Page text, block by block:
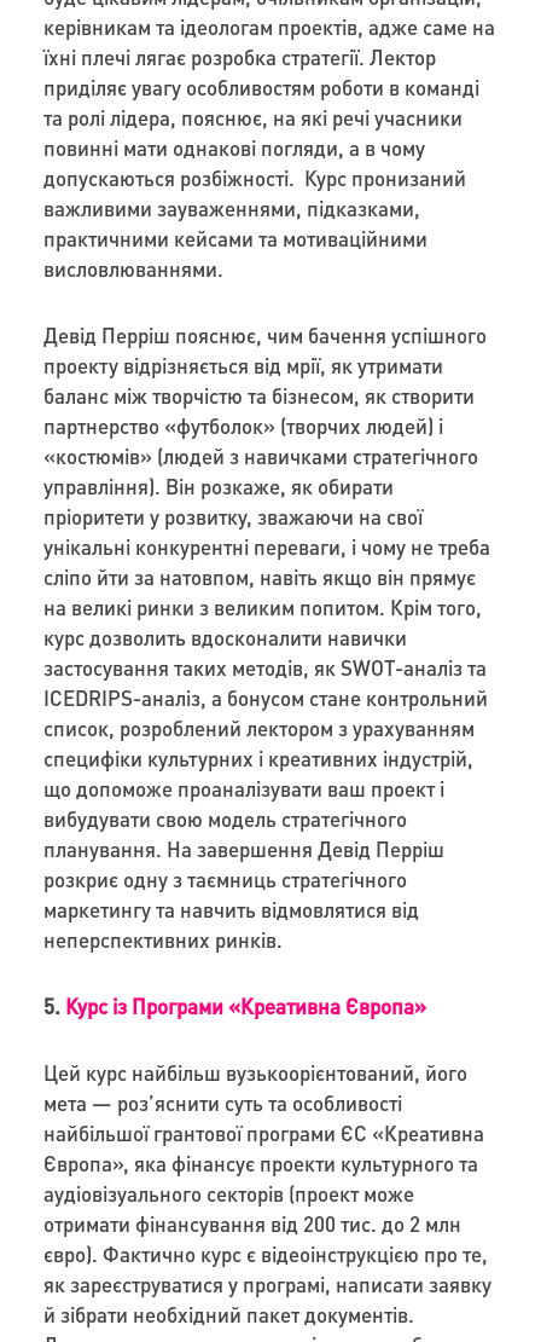
керівникам та ідеологам проектів, адже саме на
їхні плечі лягає розробка стратегії. Лектор
приділяє увагу особливостям роботи в команді
та ролі лідера, пояснює, на які речі учасники
повинні мати однакові погляди, а в чому
допускаються розбіжності. Курс пронизаний
важливими зауваженнями, підказками,
практичними кейсами та мотиваційними
висловлюваннями.
Девід Перріш пояснює, чим бачення успішного
проекту відрізняється від мрії, як утримати
баланс між творчістю та бізнесом, як створити
партнерство «футболок» (творчих людей) і
«костюмів» (людей з навичками стратегічного
управління). Він розкаже, як обирати
пріоритети у розвитку, зважаючи на свої
унікальні конкурентні переваги, і чому не треба
сліпо йти за натовпом, навіть якщо він прямує
на великі ринки з великим попитом. Крім того,
курс дозволить вдосконалити навички
застосування таких методів, як SWOT-аналіз та
ICEDRIPS-аналіз, а бонусом стане контрольний
список, розроблений лектором з урахуванням
специфіки культурних і креативних індустрій,
що допоможе проаналізувати ваш проект і
вибудувати свою модель стратегічного
планування. На завершення Девід Перріш
розкриє одну з таємниць стратегічного
маркетингу та навчить відмовлятися від
неперспективних ринків.
5. Курс із Програми «Креативна Європа»
Цей курс найбільш вузькоорієнтований, його
мета — роз’яснити суть та особливості
найбільшої грантової програми ЄС «Креативна
Європа», яка фінансує проекти культурного та
аудіовізуального секторів (проект може
отримати фінансування від 200 тис. до 2 млн
євро). Фактично курс є відеоінструкцією про те,
як зареєструватися у програмі, написати заявку
й зібрати необхідний пакет документів.